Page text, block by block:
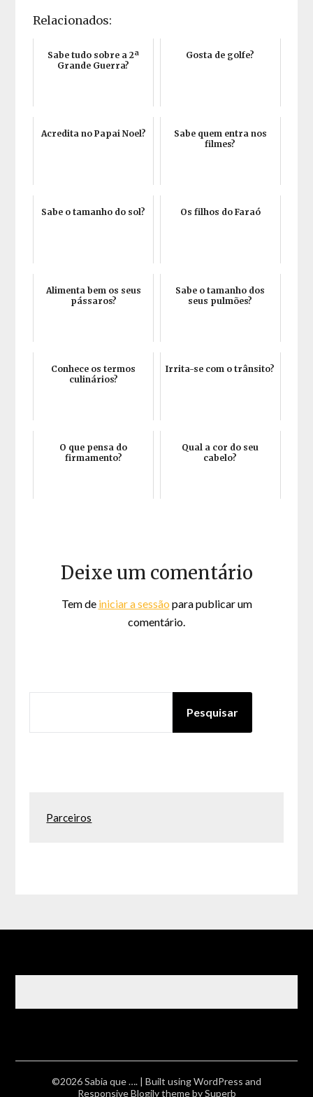
Relacionados:
Sabe tudo sobre a 2ª
Grande Guerra?
Gosta de golfe?
Acredita no Papai Noel?
Sabe quem entra nos
filmes?
Sabe o tamanho do sol? Os filhos do Faraó
Alimenta bem os seus
pássaros?
Sabe o tamanho dos
seus pulmões?
Conhece os termos
culinários?
Irrita-se com o trânsito?
O que pensa do
firmamento?
Qual a cor do seu
cabelo?
Deixe um comentário
Tem de iniciar a sessão para publicar um
comentário.
Pesquisar
Parceiros
©2026 Sabia que …. | Built using WordPress and
Responsive Blogilytheme by Superb